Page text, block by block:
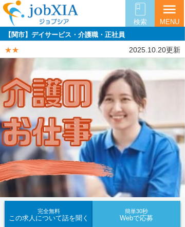
検索
menu
MENU
【関市】デイサービス・介護職・正社員
★★ 2025.10.20更新
完全無料
この求人について話を聞く
簡単30秒
Webで応募